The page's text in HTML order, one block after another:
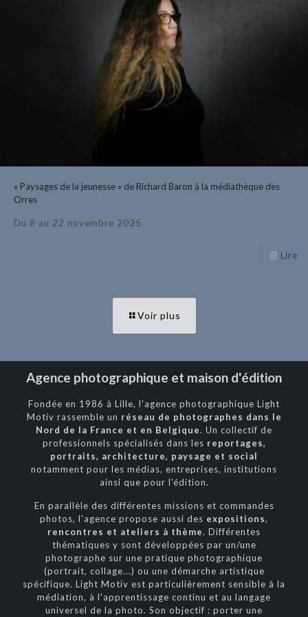
« Paysages de la jeunesse » de Richard Baron à la médiathèque des
Orres
Du 8 au 22 novembre 2025
Lire
Voir plus
Agence photographique et maison d'édition
Fondée en 1986 à Lille, l'agence photographique Light
Motiv rassemble un réseau de photographes dans le
Nord de la France et en Belgique. Un collectif de
professionnels spécialisés dans les reportages,
portraits, architecture, paysage et social
notamment pour les médias, entreprises, institutions
ainsi que pour l'édition.
En parallèle des différentes missions et commandes
photos, l'agence propose aussi des expositions,
rencontres et ateliers à thème. Différentes
thématiques y sont développées par un/une
photographe sur une pratique photographique
(portrait, collage...) ou une démarche artistique
spécifique. Light Motiv est particulièrement sensible à la
médiation, à l'apprentissage continu et au langage
universel de la photo. Son objectif : porter une